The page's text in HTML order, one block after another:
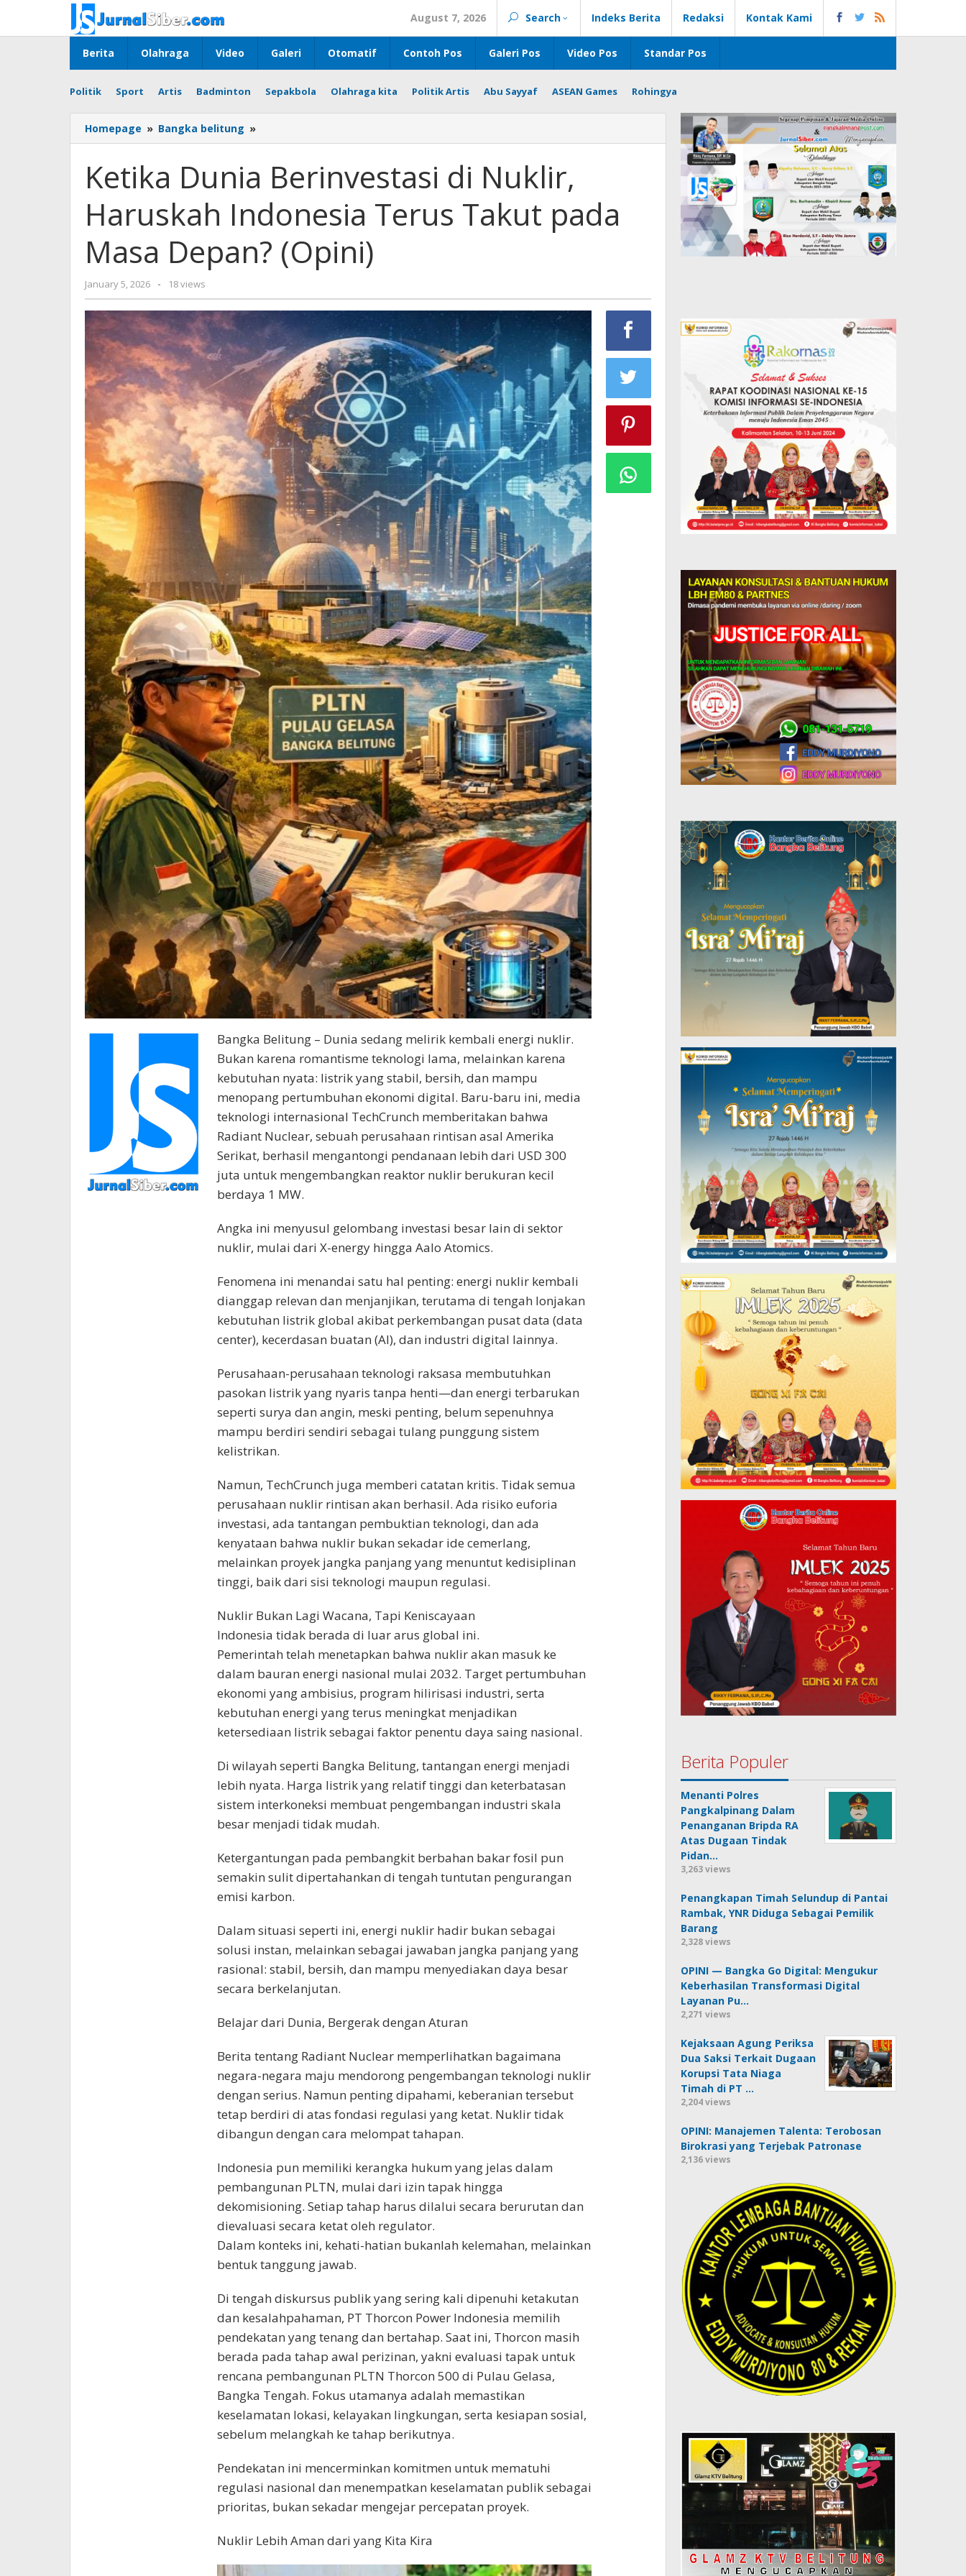
content
August 7, 2026 Search Indeks Berita Redaksi Kontak Kami
Berita Olahraga Video Galeri Otomatif Contoh Pos Galeri Pos Video Pos Standar Pos
Politik Sport Artis Badminton Sepakbola Olahraga kita Politik Artis Abu Sayyaf ASEAN Games Rohingya
Homepage » Bangka belitung »
Dunia
di
Nuklir,
Haruskah
Indonesia
Takut
pada
(Opini)
Ketika Dunia Berinvestasi di Nuklir,
Haruskah Indonesia Terus Takut pada
Masa Depan? (Opini)
January 5, 2026
by
faras
prakasa
- 18 views
Bangka Belitung – Dunia sedang melirik kembali energi nuklir.
Bukan karena romantisme teknologi lama, melainkan karena
kebutuhan nyata: listrik yang stabil, bersih, dan mampu
menopang pertumbuhan ekonomi digital. Baru-baru ini, media
teknologi internasional TechCrunch memberitakan bahwa
Radiant Nuclear, sebuah perusahaan rintisan asal Amerika
Serikat, berhasil mengantongi pendanaan lebih dari USD 300
juta untuk mengembangkan reaktor nuklir berukuran kecil
berdaya 1 MW.
Angka ini menyusul gelombang investasi besar lain di sektor
nuklir, mulai dari X-energy hingga Aalo Atomics.
Fenomena ini menandai satu hal penting: energi nuklir kembali
dianggap relevan dan menjanjikan, terutama di tengah lonjakan
kebutuhan listrik global akibat perkembangan pusat data (data
center), kecerdasan buatan (AI), dan industri digital lainnya.
Perusahaan-perusahaan teknologi raksasa membutuhkan
pasokan listrik yang nyaris tanpa henti—dan energi terbarukan
seperti surya dan angin, meski penting, belum sepenuhnya
mampu berdiri sendiri sebagai tulang punggung sistem
kelistrikan.
Namun, TechCrunch juga memberi catatan kritis. Tidak semua
perusahaan nuklir rintisan akan berhasil. Ada risiko euforia
investasi, ada tantangan pembuktian teknologi, dan ada
kenyataan bahwa nuklir bukan sekadar ide cemerlang,
melainkan proyek jangka panjang yang menuntut kedisiplinan
tinggi, baik dari sisi teknologi maupun regulasi.
Nuklir Bukan Lagi Wacana, Tapi Keniscayaan
Indonesia tidak berada di luar arus global ini.
Pemerintah telah menetapkan bahwa nuklir akan masuk ke
dalam bauran energi nasional mulai 2032. Target pertumbuhan
ekonomi yang ambisius, program hilirisasi industri, serta
kebutuhan energi yang terus meningkat menjadikan
ketersediaan listrik sebagai faktor penentu daya saing nasional.
Di wilayah seperti Bangka Belitung, tantangan energi menjadi
lebih nyata. Harga listrik yang relatif tinggi dan keterbatasan
sistem interkoneksi membuat pengembangan industri skala
besar menjadi tidak mudah.
Ketergantungan pada pembangkit berbahan bakar fosil pun
semakin sulit dipertahankan di tengah tuntutan pengurangan
emisi karbon.
Dalam situasi seperti ini, energi nuklir hadir bukan sebagai
solusi instan, melainkan sebagai jawaban jangka panjang yang
rasional: stabil, bersih, dan mampu menyediakan daya besar
secara berkelanjutan.
Belajar dari Dunia, Bergerak dengan Aturan
Berita tentang Radiant Nuclear memperlihatkan bagaimana
negara-negara maju mendorong pengembangan teknologi nuklir
dengan serius. Namun penting dipahami, keberanian tersebut
tetap berdiri di atas fondasi regulasi yang ketat. Nuklir tidak
dibangun dengan cara melompat tahapan.
Indonesia pun memiliki kerangka hukum yang jelas dalam
pembangunan PLTN, mulai dari izin tapak hingga
dekomisioning. Setiap tahap harus dilalui secara berurutan dan
dievaluasi secara ketat oleh regulator.
Dalam konteks ini, kehati-hatian bukanlah kelemahan, melainkan
bentuk tanggung jawab.
Di tengah diskursus publik yang sering kali dipenuhi ketakutan
dan kesalahpahaman, PT Thorcon Power Indonesia memilih
pendekatan yang tenang dan bertahap. Saat ini, Thorcon masih
berada pada tahap awal perizinan, yakni evaluasi tapak untuk
rencana pembangunan PLTN Thorcon 500 di Pulau Gelasa,
Bangka Tengah. Fokus utamanya adalah memastikan
keselamatan lokasi, kelayakan lingkungan, serta kesiapan sosial,
sebelum melangkah ke tahap berikutnya.
Pendekatan ini mencerminkan komitmen untuk mematuhi
regulasi nasional dan menempatkan keselamatan publik sebagai
prioritas, bukan sekadar mengejar percepatan proyek.
Nuklir Lebih Aman dari yang Kita Kira
Berita Populer
Menanti Polres
Pangkalpinang Dalam
Penanganan Bripda RA
Atas Dugaan Tindak
Pidan…
3,263 views
Penangkapan Timah Selundup di Pantai
Rambak, YNR Diduga Sebagai Pemilik
Barang
2,328 views
OPINI — Bangka Go Digital: Mengukur
Keberhasilan Transformasi Digital
Layanan Pu…
2,271 views
Kejaksaan Agung Periksa
Dua Saksi Terkait Dugaan
Korupsi Tata Niaga
Timah di PT …
2,204 views
OPINI: Manajemen Talenta: Terobosan
Birokrasi yang Terjebak Patronase
2,136 views